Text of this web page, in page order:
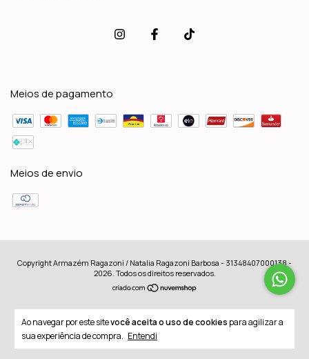
Ao navegar por este sitevocê aceita o uso de cookies para agilizar a
sua experiência de compra. Entendi
Meios de pagamento
Meios de envio
Copyright Armazém Ragazoni / Natalia Ragazoni Barbosa - 31348407000138 -
2026. Todos os direitos reservados.